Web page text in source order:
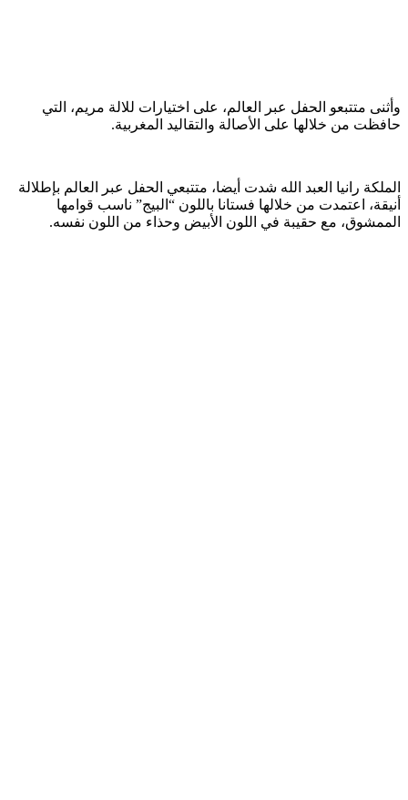
وأثنى متتبعو الحفل عبر العالم، على اختيارات للالة مريم، التي
حافظت من خلالها على الأصالة والتقاليد المغربية.
الملكة رانيا العبد الله شدت أيضا، متتبعي الحفل عبر العالم بإطلالة
أنيقة، اعتمدت من خلالها فستانا باللون “البيج” ناسب قوامها
الممشوق، مع حقيبة في اللون الأبيض وحذاء من اللون نفسه.